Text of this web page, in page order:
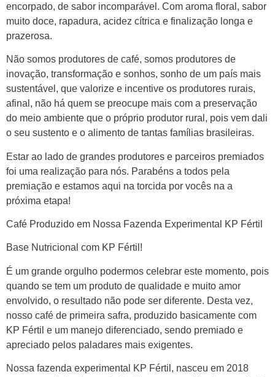
encorpado, de sabor incomparável. Com aroma floral, sabor
muito doce, rapadura, acidez cítrica e finalização longa e
prazerosa.
Não somos produtores de café, somos produtores de
inovação, transformação e sonhos, sonho de um país mais
sustentável, que valorize e incentive os produtores rurais,
afinal, não há quem se preocupe mais com a preservação
do meio ambiente que o próprio produtor rural, pois vem dali
o seu sustento e o alimento de tantas famílias brasileiras.
Estar ao lado de grandes produtores e parceiros premiados
foi uma realização para nós. Parabéns a todos pela
premiação e estamos aqui na torcida por vocês na a
próxima etapa!
Café Produzido em Nossa Fazenda Experimental KP Fértil
Base Nutricional com KP Fértil!
É um grande orgulho podermos celebrar este momento, pois
quando se tem um produto de qualidade e muito amor
envolvido, o resultado não pode ser diferente. Desta vez,
nosso café de primeira safra, produzido basicamente com
KP Fértil e um manejo diferenciado, sendo premiado e
apreciado pelos paladares mais exigentes.
Nossa fazenda experimental KP Fértil, nasceu em 2018